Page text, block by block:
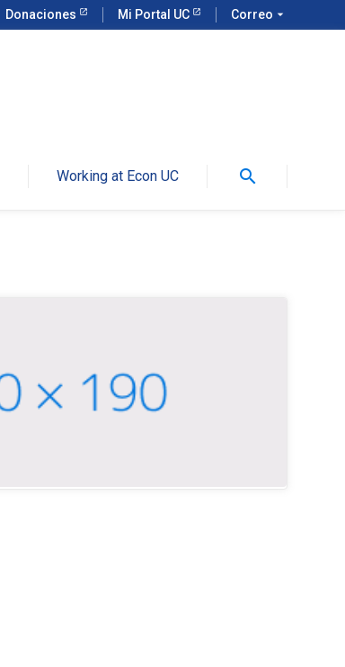
Donaciones Mi Portal UC Correo arrow_drop_down
Working at Econ UC search